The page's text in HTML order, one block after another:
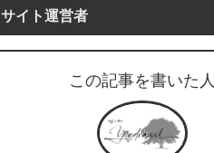
サイト運営者
この記事を書いた人